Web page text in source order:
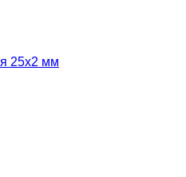
25х2 мм